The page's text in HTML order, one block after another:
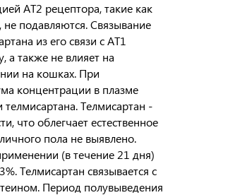
АТ2 рецептора, такие как
не подавляются. Связывание
из его связи с AT1
а также не влияет на
на кошках. При
концентрации в плазме
Телмисартан -
что облегчает естественное
пола не выявлено.
(в течение 21 дня)
Телмисартан связывается с
Период полувыведения